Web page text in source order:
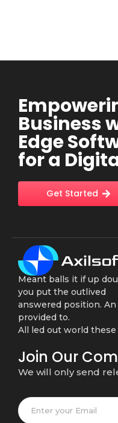
Business
Edge
for a
Get Started
Meant balls it if up
you put the outlived
answered position.
provided to.
All led out world
Join Our
We will only send